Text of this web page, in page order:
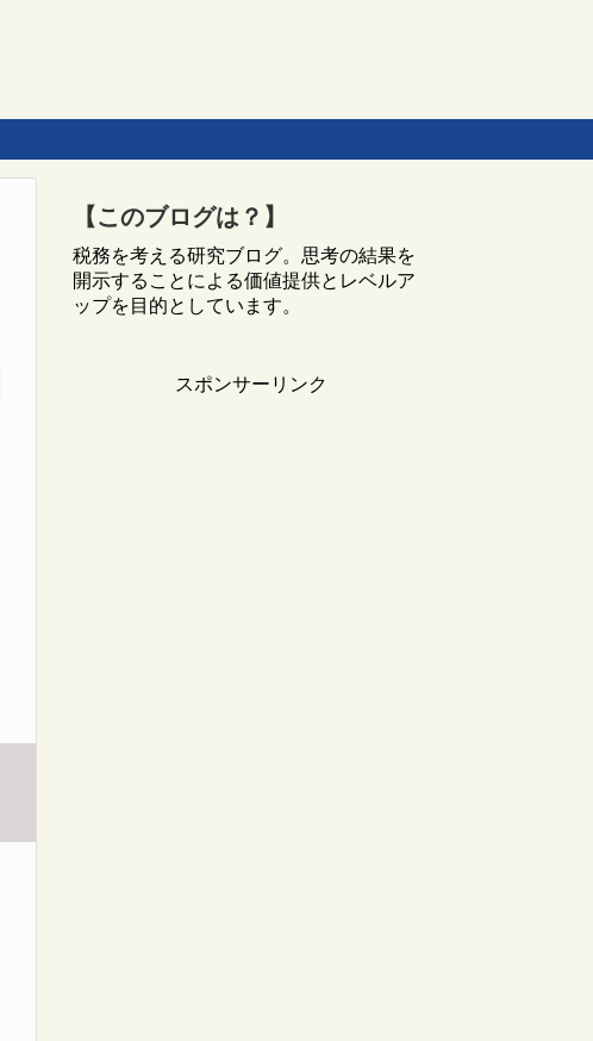
【このブログは？】
税務を考える研究ブログ。思考の結果を
開示することによる価値提供とレベルア
ップを目的としています。
スポンサーリンク